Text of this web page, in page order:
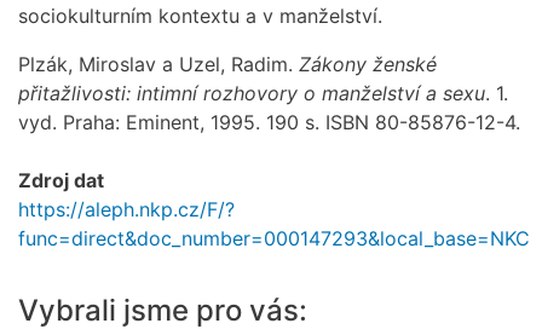
sociokulturním kontextu a v manželství.
Plzák, Miroslav a Uzel, Radim. Zákony ženské
přitažlivosti: intimní rozhovory o manželství a sexu. 1.
vyd. Praha: Eminent, 1995. 190 s. ISBN 80-85876-12-4.
Zdroj dat
https://aleph.nkp.cz/F/?
func=direct&doc_number=000147293&local_base=NKC
Vybrali jsme pro vás: